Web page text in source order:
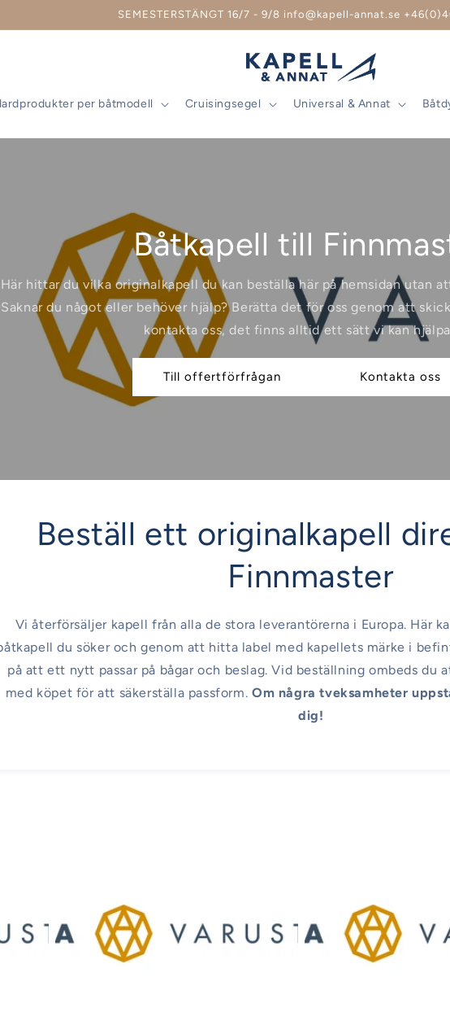
SEMESTERSTÄNGT 16/7 - 9/8 info@kapell-annat.se
per båtmodell Cruisingsegel Universal & Annat
Båtkapell till
Här hittar du vilka originalkapell du kan beställa här på hemsidan utan
Saknar du något eller behöver hjälp? Berätta det för oss genom att
kontakta oss, det finns alltid ett sätt vi kan
Till offertförfrågan Kontakta oss
Beställ ett originalkapell
Finnmaster
Vi återförsäljer kapell från alla de stora leverantörerna i Europa. Här
du söker och genom att hitta label med kapellets märke i
på att ett nytt passar på bågar och beslag. Vid beställning ombeds du
med köpet för att säkerställa passform. Om några tveksamheter
dig!